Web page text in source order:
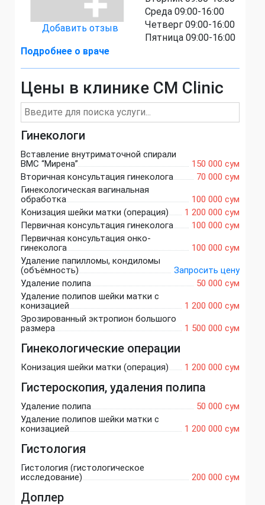
Добавить отзыв
Среда 09:00-16:00
Четверг 09:00-16:00
Пятница 09:00-16:00
Подробнее о враче
Цены в клинике CM Clinic
Гинекологи
Вставление внутриматочной спирали
ВМС “Мирена”
150 000 сум
Вторичная консультация гинеколога
70 000 сум
Гинекологическая вагинальная
обработка
100 000 сум
Конизация шейки матки (операция)
1 200 000 сум
Первичная консультация гинеколога
100 000 сум
Первичная консультация онко-
гинеколога
100 000 сум
Удаление папилломы, кондиломы
(объёмность)
Запросить цену
Удаление полипа
50 000 сум
Удаление полипов шейки матки с
конизацией
1 200 000 сум
Эрозированный эктропион большого
размера
1 500 000 сум
Гинекологические операции
Конизация шейки матки (операция) 1 200 000 сум
Гистероскопия, удаления полипа
Удаление полипа
50 000 сум
Удаление полипов шейки матки с
конизацией
1 200 000 сум
Гистология
Гистология (гистологическое
исследование)
200 000 сум
Доплер